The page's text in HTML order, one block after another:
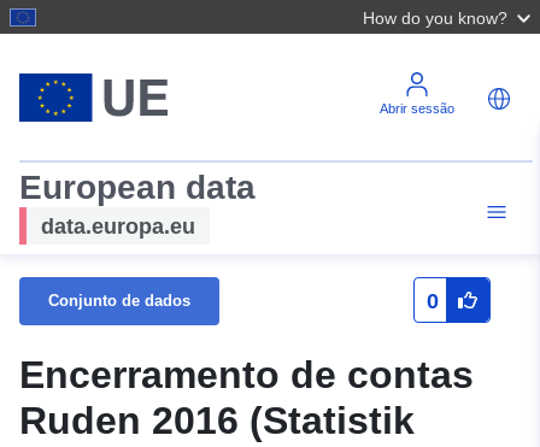
How do you know?
Abrir sessão
European data
data.europa.eu
Conjunto de dados 0
Encerramento de contas
Ruden 2016 (Statistik